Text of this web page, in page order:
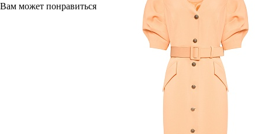
Вам может понравиться